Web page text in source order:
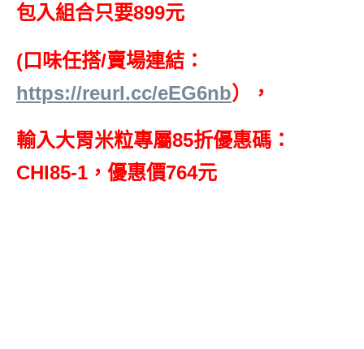
包入組合只要899元
(口味任搭/賣場連結：
https://reurl.cc/eEG6nb），
輸入大胃米粒專屬85折優惠碼：
CHI85-1，優惠價764元